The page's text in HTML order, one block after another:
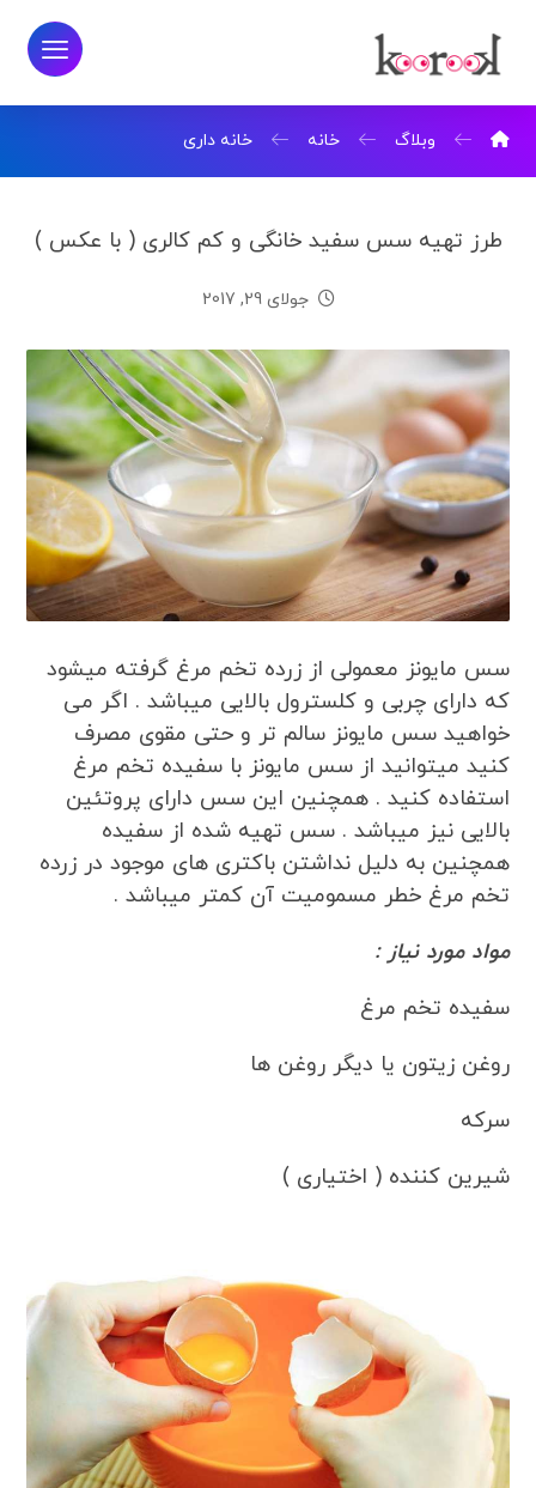
وبلاگ خانه خانه داری
طرز تهیه سس سفید خانگی و کم کالری ( با عکس )
جولای 29, 2017
سس مایونز معمولی از زرده تخم مرغ گرفته میشود
که دارای چربی و کلسترول بالایی میباشد . اگر می
خواهید سس مایونز سالم تر و حتی مقوی مصرف
کنید میتوانید از سس مایونز با سفیده تخم مرغ
استفاده کنید . همچنین این سس دارای پروتئین
بالایی نیز میباشد . سس تهیه شده از سفیده
همچنین به دلیل نداشتن باکتری های موجود در زرده
تخم مرغ خطر مسمومیت آن کمتر میباشد .
مواد مورد نیاز :
سفیده تخم مرغ
روغن زیتون یا دیگر روغن ها
سرکه
شیرین کننده ( اختیاری )